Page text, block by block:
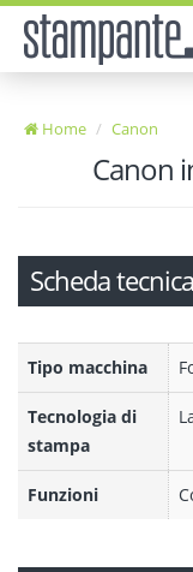
Home Canon
Canon
Scheda tecnica
Tipo macchina
Tecnologia di
stampa
Funzioni